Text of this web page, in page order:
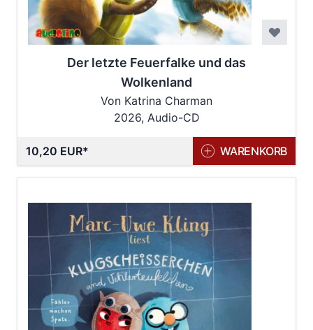
Der letzte Feuerfalke und das
Wolkenland
Von Katrina Charman
2026, Audio-CD
10,20 EUR WARENKORB